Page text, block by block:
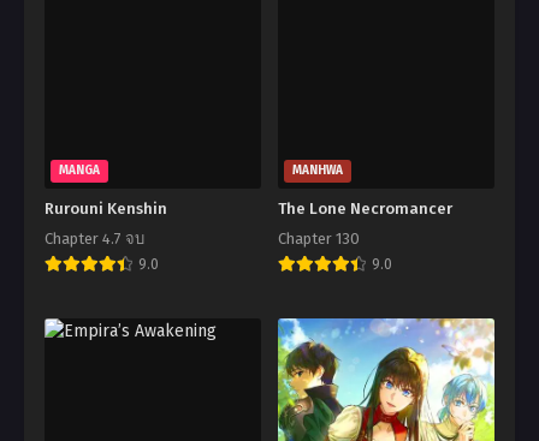
MANGA
Rurouni Kenshin
Chapter 4.7 จบ
9.0
MANHWA
The Lone Necromancer
Chapter 130
9.0